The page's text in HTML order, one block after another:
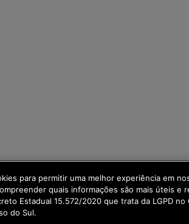
para permitir uma melhor experiência em
quais informações são mais úteis e
Estadual 15.572/2020 que trata da LGPD
do Sul.